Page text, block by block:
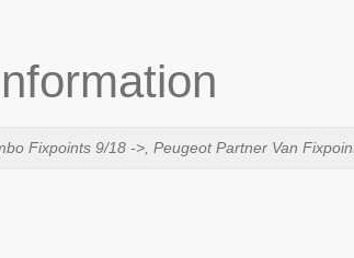
Fixpoints 9/18 ->, Peugeot Partner Van